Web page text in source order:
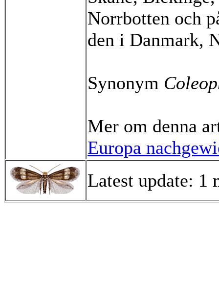
Norrbotten och
den i Danmark,
Synonym
Mer om denna
Europa
Latest update: 1